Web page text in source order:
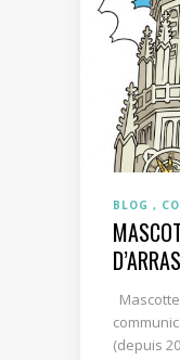
BLOG
D’ARRAS
(depuis